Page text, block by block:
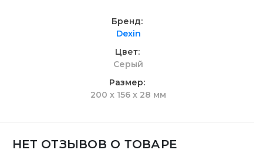
Бренд
Dexin
Цвет
Серый
Размер
200 х 156 х 28 мм
НЕТ ОТЗЫВОВ О ТОВАРЕ